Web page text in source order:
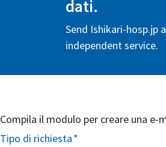
dati.
Send Ishikari-hosp.jp
independent service.
Compila il modulo per creare una e-
Tipo di richiesta*